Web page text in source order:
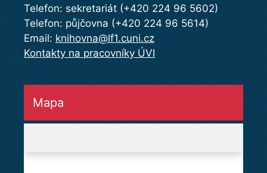
Telefon: sekretariát (+420 224 96 5602)
Telefon: půjčovna (+420 224 96 5614)
Email: knihovna@lf1.cuni.cz
Kontakty na pracovníky ÚVI
Mapa